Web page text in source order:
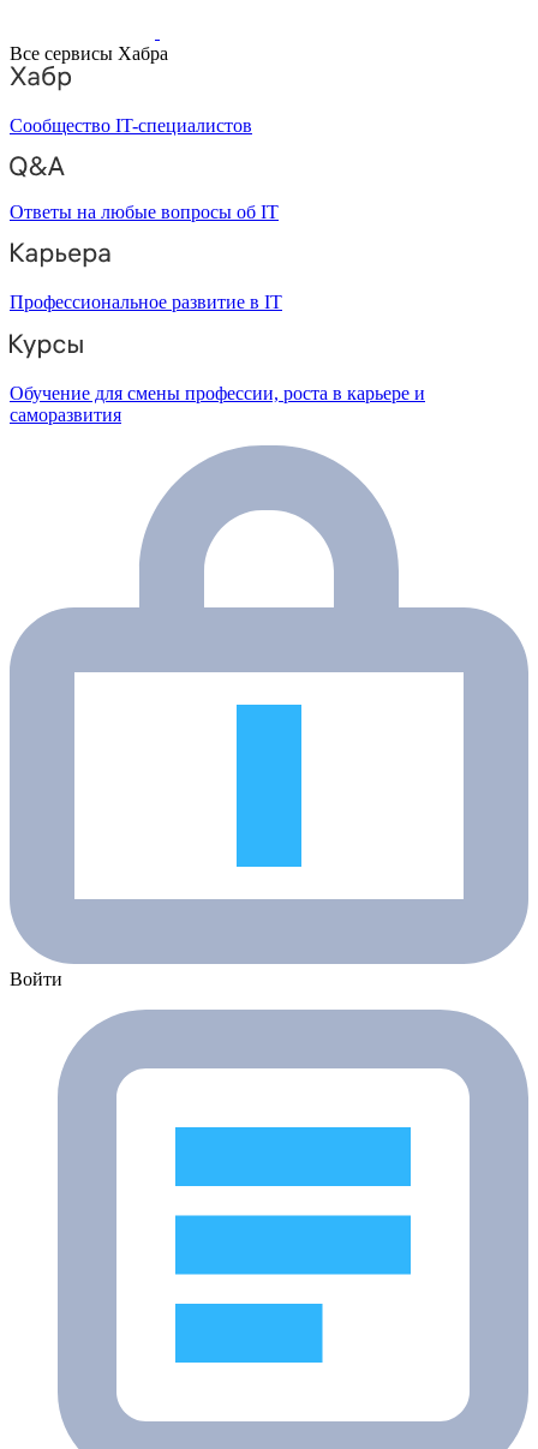
Все сервисы Хабра
Сообщество IT-специалистов
Ответы на любые вопросы об IT
Профессиональное развитие в IT
Обучение для смены профессии, роста в карьере и
саморазвития
Войти